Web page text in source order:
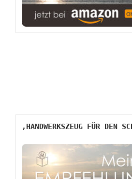
‚HANDWERKSZEUG FÜR DEN